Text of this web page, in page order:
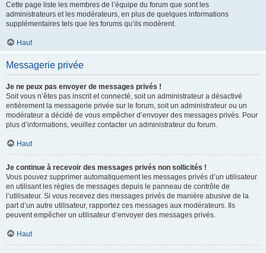
Cette page liste les membres de l’équipe du forum que sont les
administrateurs et les modérateurs, en plus de quelques informations
supplémentaires tels que les forums qu’ils modèrent.
Haut
Messagerie privée
Je ne peux pas envoyer de messages privés !
Soit vous n’êtes pas inscrit et connecté, soit un administrateur a désactivé
entièrement la messagerie privée sur le forum, soit un administrateur ou un
modérateur a décidé de vous empêcher d’envoyer des messages privés. Pour
plus d’informations, veuillez contacter un administrateur du forum.
Haut
Je continue à recevoir des messages privés non sollicités !
Vous pouvez supprimer automatiquement les messages privés d’un utilisateur
en utilisant les règles de messages depuis le panneau de contrôle de
l’utilisateur. Si vous recevez des messages privés de manière abusive de la
part d’un autre utilisateur, rapportez ces messages aux modérateurs. Ils
peuvent empêcher un utilisateur d’envoyer des messages privés.
Haut